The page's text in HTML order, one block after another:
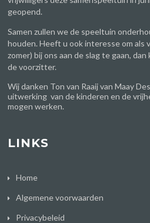
geopend.
Samen zullen we de speeltuin
houden. Heeft u ook interesse om als
zomer) bij ons aan de slag te gaan,
de voorzitter.
Wij danken Ton van Raaij vanMaay
uitwerking van de kinderen en de
mogen werken.
LINKS
Home
Algemene voorwaarden
Privacybeleid